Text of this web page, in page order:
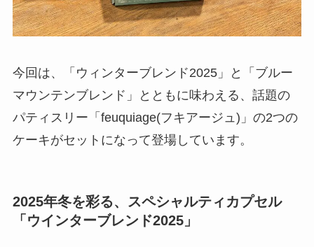
今回は、「ウィンターブレンド2025」と「ブルー
マウンテンブレンド」とともに味わえる、話題の
パティスリー「feuquiage(フキアージュ)」の2つの
ケーキがセットになって登場しています。
2025年冬を彩る、スペシャルティカプセル
「ウインターブレンド2025」